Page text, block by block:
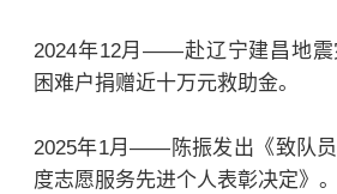
2024年12月——赴辽宁建昌地震
困难户捐赠近十万元救助金。
2025年1月——陈振发出《致队
度志愿服务先进个人表彰决定》。